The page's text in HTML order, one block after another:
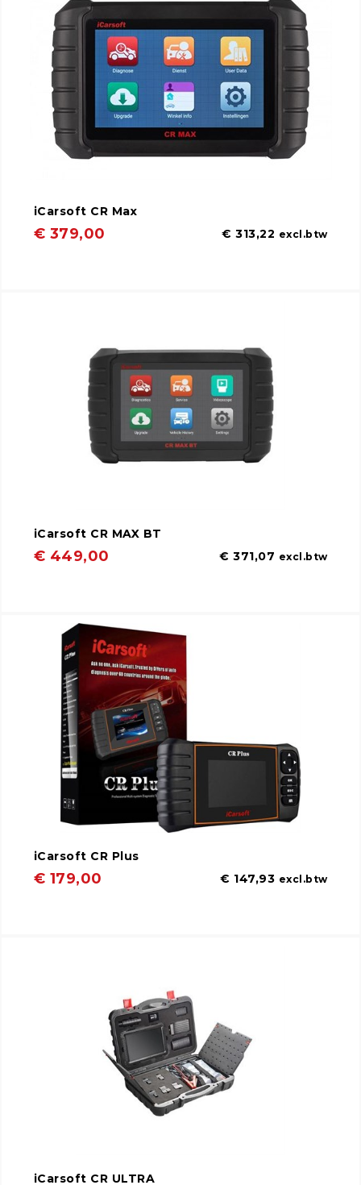
iCarsoft CR Max
€ 379,00 € 313,22 excl.btw
iCarsoft CR MAX BT
€ 449,00 € 371,07 excl.btw
iCarsoft CR Plus
€ 179,00 € 147,93 excl.btw
iCarsoft CR ULTRA